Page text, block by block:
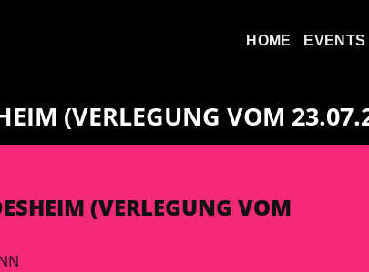
HOME EVENTS
(VERLEGUNG VOM
(VERLEGUNG VOM